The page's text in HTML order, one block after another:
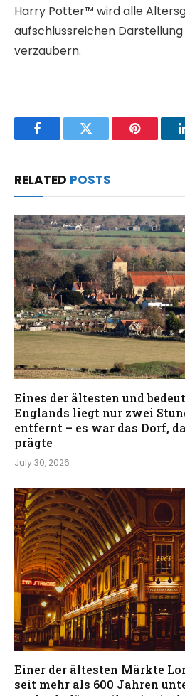
Harry Potter™ wird alle
aufschlussreichen
verzaubern.
FacebookTwitter Pinterest
RELATED POSTS
Eines der ältesten und
Englands liegt nur zwei
entfernt – es war das Dorf,
prägte
July 30, 2026
Einer der ältesten Märkte
seit mehr als 600 Jahren